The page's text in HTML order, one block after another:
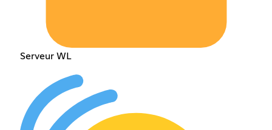
Serveur WL